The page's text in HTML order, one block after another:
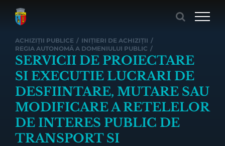
ACHIZIȚII PUBLICE / INIȚIERI DE ACHIZIȚII /
REGIA AUTONOMĂ A DOMENIULUI PUBLIC /
SERVICII DE PROIECTARE
SI EXECUTIE LUCRARI DE
DESFIINTARE, MUTARE SAU
MODIFICARE A RETELELOR
DE INTERES PUBLIC DE
TRANSPORT SI